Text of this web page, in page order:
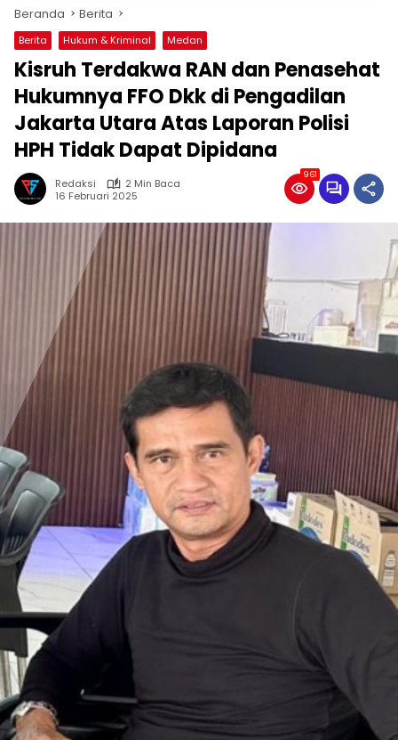
Beranda Berita
Berita Hukum & Kriminal Medan
Kisruh Terdakwa RAN dan Penasehat
Hukumnya FFO Dkk di Pengadilan
Jakarta Utara Atas Laporan Polisi
HPH Tidak Dapat Dipidana
Redaksi
2 Min Baca
16 Februari 2025
961